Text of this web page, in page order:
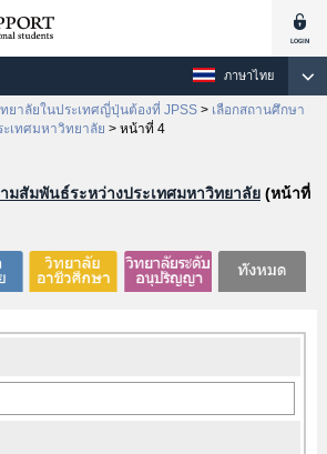
ภาษาไทย
าลัยในประเทศญี่ปุ่นต้องที่ JPSS > เลือกสถานศึกษา
เทศมหาวิทยาลัย > หน้าที่ 4
มสัมพันธ์ระหว่างประเทศมหาวิทยาลัย(หน้าที่